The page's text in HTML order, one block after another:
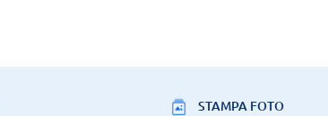
STAMPA FOTO